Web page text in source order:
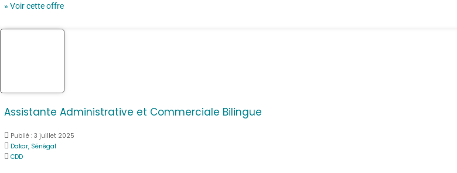
» Voir cette offre
Assistante Administrative et Commerciale Bilingue
Publié : 3 juillet 2025
Dakar, Sénégal
CDD